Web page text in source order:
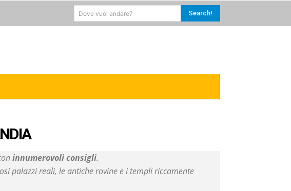
Dove vuoi andare? Search!
innumerovoli consigli.
palazzi reali, le antiche rovine e i templi riccamente